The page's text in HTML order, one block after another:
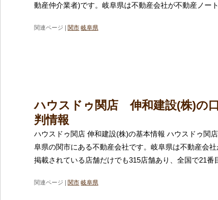
動産仲介業者)です。岐阜県は不動産会社が不動産ノー
関連ページ | 関市 岐阜県
ハウスドゥ関店 伸和建設(株)の
判情報
ハウスドゥ関店 伸和建設(株)の基本情報 ハウスドゥ関
阜県の関市にある不動産会社です。岐阜県は不動産会
掲載されている店舗だけでも315店舗あり、全国で21番
関連ページ | 関市 岐阜県